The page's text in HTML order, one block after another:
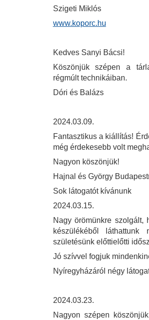
Szigeti Miklós
www.koporc.hu
Kedves Sanyi Bácsi!
Köszönjük szépen a
régmúlt technikáiban.
Dóri és Balázs
2024.03.09.
Fantasztikus a kiállítás!
még érdekesebb volt
Nagyon köszönjük!
Hajnal és György
Sok látogatót kívánunk
2024.03.15.
Nagy örömünkre
készülékéből láthattunk
születésünk előttielőtti
Jó szívvel fogjuk
Nyíregyházáról négy
2024.03.23.
Nagyon szépen